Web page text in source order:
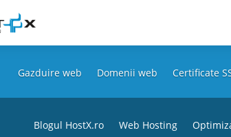
Gazduire web Domenii web Certificate
Blogul HostX.ro Web Hosting